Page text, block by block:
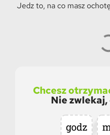
Jedz to, na co masz
Chcesz
Nie zwlekaj,
godz